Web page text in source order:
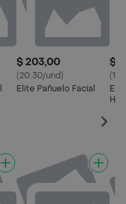
$ 203,00
(20.30/und)
Elite Pañuelo Facial
$